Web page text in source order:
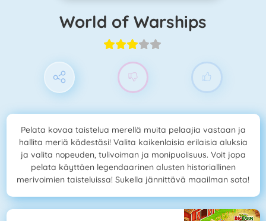
World of Warships
Pelata kovaa taistelua merellä muita pelaajia vastaan ja
hallita meriä kädestäsi! Valita kaikenlaisia erilaisia aluksia
ja valita nopeuden, tulivoiman ja monipuolisuus. Voit jopa
pelata käyttäen legendaarinen alusten historiallinen
merivoimien taisteluissa! Sukella jännittävä maailman sota!